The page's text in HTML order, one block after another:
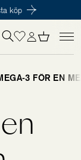
köp
Till kassan
du vara medlem i
3 FÖR EN